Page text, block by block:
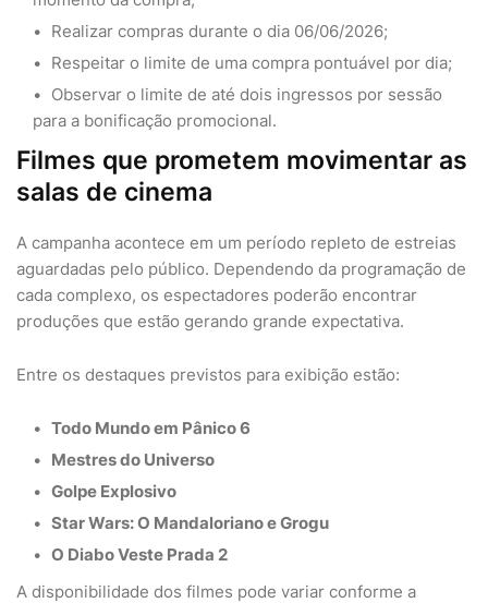
Realizar compras durante o dia 06/06/2026;
Respeitar o limite de uma compra pontuável por dia;
Observar o limite de até dois ingressos por sessão
para a bonificação promocional.
Filmes que prometem movimentar as
salas de cinema
A campanha acontece em um período repleto de estreias
aguardadas pelo público. Dependendo da programação de
cada complexo, os espectadores poderão encontrar
produções que estão gerando grande expectativa.
Entre os destaques previstos para exibição estão:
Todo Mundo em Pânico 6
Mestres do Universo
Golpe Explosivo
Star Wars: O Mandaloriano e Grogu
O Diabo Veste Prada 2
A disponibilidade dos filmes pode variar conforme a